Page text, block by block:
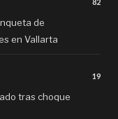
de
en Vallarta
19
tras choque